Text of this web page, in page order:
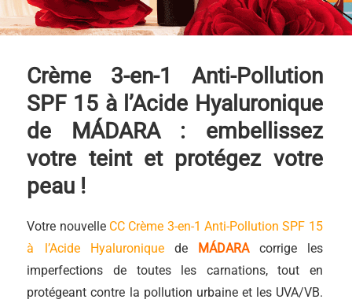
Crème 3-en-1 Anti-Pollution
SPF 15 à l’Acide Hyaluronique
de MÁDARA : embellissez
votre teint et protégez votre
peau !
Votre nouvelle CC Crème 3-en-1 Anti-Pollution SPF 15
à l’Acide Hyaluronique de MÁDARA
corrige les
imperfections de toutes les carnations, tout en
protégeant contre la pollution urbaine et les UVA/VB.